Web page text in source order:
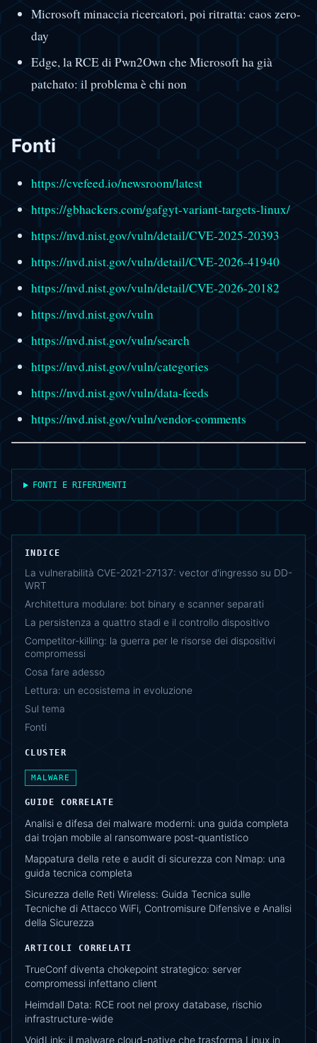
Microsoft minaccia ricercatori, poi ritratta: caos zero-
day
Edge, la RCE di Pwn2Own che Microsoft ha già
patchato: il problema è chi non
Fonti
https://cvefeed.io/newsroom/latest
https://gbhackers.com/gafgyt-variant-targets-linux/
https://nvd.nist.gov/vuln/detail/CVE-2025-20393
https://nvd.nist.gov/vuln/detail/CVE-2026-41940
https://nvd.nist.gov/vuln/detail/CVE-2026-20182
https://nvd.nist.gov/vuln
https://nvd.nist.gov/vuln/search
https://nvd.nist.gov/vuln/categories
https://nvd.nist.gov/vuln/data-feeds
https://nvd.nist.gov/vuln/vendor-comments
FONTI E RIFERIMENTI
INDICE
La vulnerabilità CVE-2021-27137: vector d'ingresso su DD-
WRT
Architettura modulare: bot binary e scanner separati
La persistenza a quattro stadi e il controllo dispositivo
Competitor-killing: la guerra per le risorse dei dispositivi
compromessi
Cosa fare adesso
Lettura: un ecosistema in evoluzione
Sul tema
Fonti
CLUSTER
MALWARE
GUIDE CORRELATE
Analisi e difesa dei malware moderni: una guida completa
dai trojan mobile al ransomware post-quantistico
Mappatura della rete e audit di sicurezza con Nmap: una
guida tecnica completa
Sicurezza delle Reti Wireless: Guida Tecnica sulle
Tecniche di Attacco WiFi, Contromisure Difensive e Analisi
della Sicurezza
ARTICOLI CORRELATI
TrueConf diventa chokepoint strategico: server
compromessi infettano client
Heimdall Data: RCE root nel proxy database, rischio
infrastructure-wide
VoidLink: il malware cloud-native che trasforma Linux in